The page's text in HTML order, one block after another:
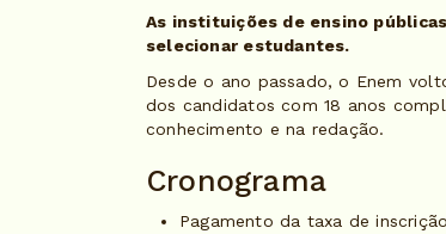
As instituições de ensino
selecionar estudantes.
Desde o ano passado, o Enem
dos candidatos com 18 anos
conhecimento e na redação.
Cronograma
Pagamento da taxa de